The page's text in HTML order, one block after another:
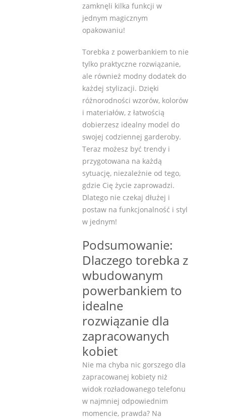
zamknęli kilka funkcji w
jednym magicznym
opakowaniu!
Torebka z powerbankiem to nie
tylko praktyczne rozwiązanie,
ale również modny dodatek do
każdej stylizacji. Dzięki
różnorodności wzorów, kolorów
i materiałów, z łatwością
dobierzesz idealny model do
swojej codziennej garderoby.
Teraz możesz być trendy i
przygotowana na każdą
sytuację, niezależnie od tego,
gdzie Cię życie zaprowadzi.
Dlatego nie czekaj dłużej i
postaw na funkcjonalność i styl
w jednym!
Podsumowanie:
Dlaczego torebka z
wbudowanym
powerbankiem to
idealne
rozwiązanie dla
zapracowanych
kobiet
Nie ma chyba nic gorszego dla
zapracowanej kobiety niż
widok rozładowanego telefonu
w najmniej odpowiednim
momencie, prawda? Na